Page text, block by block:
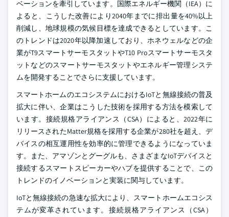
ベーションを牽引しています。国際エネルギー機関（IEA）に
よると、こうした改善により2040年までに排出量を40%以上
削減し、地球規模の気候目標を達成できるとしています。こ
のトレンドは2020年以降加速しており、ホネウェルなどの企
業がT9スマートサーモスタットやT10 Proスマートサーモスタ
ットなどのスマートサーモスタットやエネルギー管理システ
ムを開発することでさらに支援しています。
スマートホームのエコシステムにおけるIoTと無線接続の普及
拡大に伴い、企業はこうした技術を採用する方法を模索して
います。接続規格アライアンス（CSA）によると、2022年に
リリースされたMatter規格を採用する企業が280社を超え、デ
バイスの相互運用性を効率的に管理できるようになっていま
す。また、アマゾンとグーグルも、さまざまなIoTデバイスと
接続するスマートスピーカーやハブを提供することで、この
トレンドのイノベーションと実装に関与しています。
IoTと無線接続の急速な拡大により、スマートホームエコシス
テムが変革されています。接続規格アライアンス（CSA）